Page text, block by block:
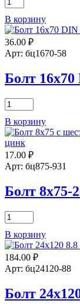
товара
Болт
8х20
8.8
DIN
цинк
В корзину
36.00 ₽
Арт: бц1670-58
Болт
Количество
товара
Болт
16х70
DIN
933,
цинк
В корзину
17.00 ₽
Арт: бц875-931
Болт 8х75-
Количество
товара
Болт
8х75-
22
8.8
931
цинк
В корзину
184.00 ₽
Арт: бц24120-88
Болт